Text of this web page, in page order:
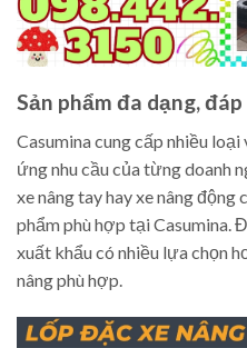
Sản phẩm đa dạng,
Casumina cung cấp nhiều loại
ứng nhu cầu của từng doanh
xe nâng tay hay xe nâng
phẩm phù hợp tại Casumina.
xuất khẩu có nhiều lựa chọn
nâng phù hợp.